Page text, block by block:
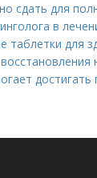
сдать для
в
таблетки для
достигать